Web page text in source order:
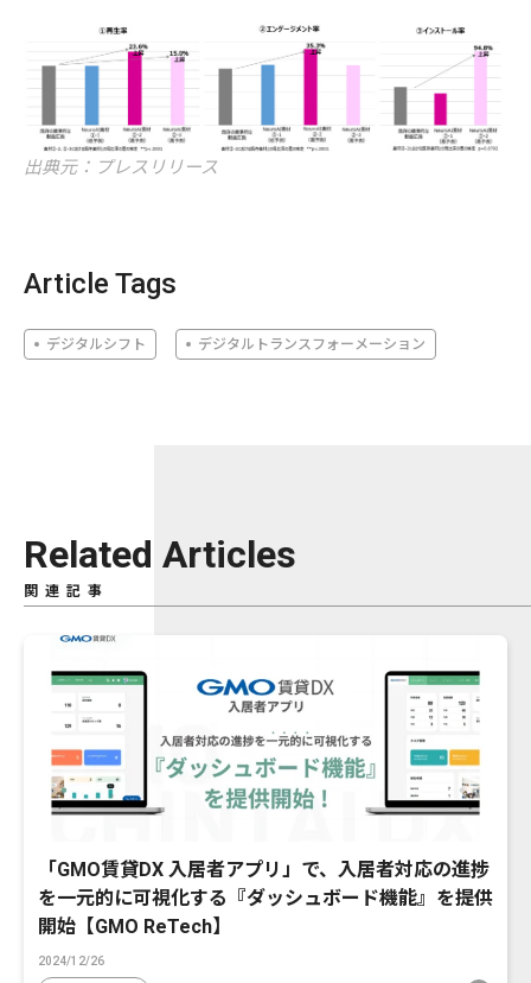
出典元：プレスリリース
Article Tags
デジタルシフト デジタルトランスフォーメーション
Related Articles
関連記事
「GMO賃貸DX 入居者アプリ」で、入居者対応の進捗
を一元的に可視化する『ダッシュボード機能』を提供
開始【GMO ReTech】
2024/12/26